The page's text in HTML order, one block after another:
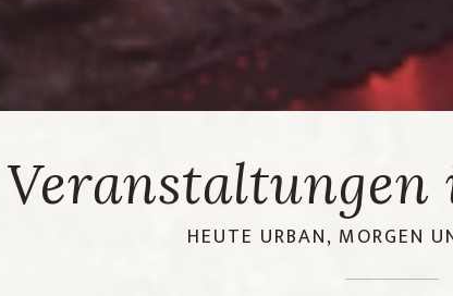
Veranstaltungen
HEUTE URBAN, MORGEN